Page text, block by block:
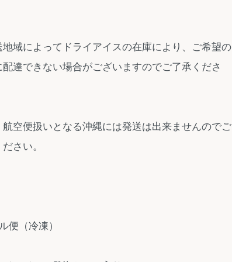
域によってドライアイスの在庫により、ご希望の
配達できない場合がございますのでご了承くださ
航空便扱いとなる沖縄には発送は出来ませんのでご
さい。
便（冷凍）